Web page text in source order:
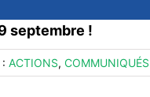
septembre !
ACTIONS, COMMUNIQUÉS